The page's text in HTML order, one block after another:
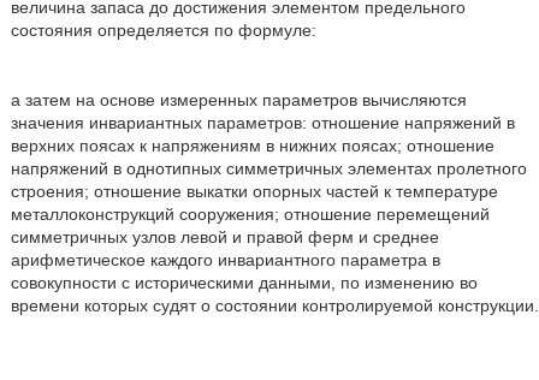
величина запаса до достижения элементом предельного
состояния определяется по формуле:
а затем на основе измеренных параметров вычисляются
значения инвариантных параметров: отношение напряжений в
верхних поясах к напряжениям в нижних поясах; отношение
напряжений в однотипных симметричных элементах пролетного
строения; отношение выкатки опорных частей к температуре
металлоконструкций сооружения; отношение перемещений
симметричных узлов левой и правой ферм и среднее
арифметическое каждого инвариантного параметра в
совокупности с историческими данными, по изменению во
времени которых судят о состоянии контролируемой конструкции.